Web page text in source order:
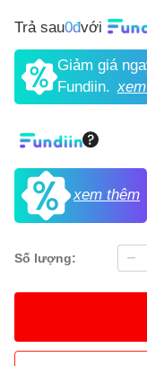
Trả sau0đvới
Giảm giá
Fundiin.
xem thêm
Số lượng: